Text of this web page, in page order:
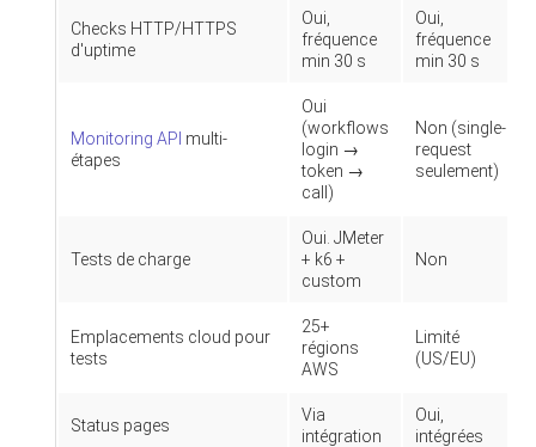
Checks HTTP/HTTPS
d'uptime
Oui,
fréquence
min 30 s
Oui,
fréquence
min 30 s
Monitoring API multi-
étapes
Oui
(workflows
login →
token →
call)
Non (single-
request
seulement)
Tests de charge
Oui. JMeter
+ k6 +
custom
Non
Emplacements cloud pour
tests
25+
régions
AWS
Limité
(US/EU)
Status pages
Via
intégration
Oui,
intégrées